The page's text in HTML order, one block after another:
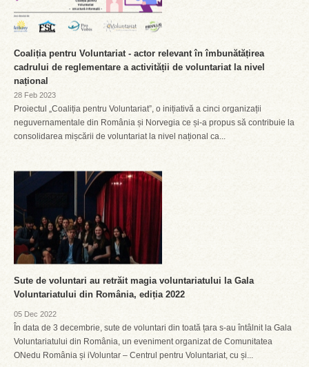
Coaliția pentru Voluntariat - actor relevant în îmbunătățirea
cadrului de reglementare a activității de voluntariat la nivel
național
28 Feb 2023
Proiectul „Coaliția pentru Voluntariat”, o inițiativă a cinci organizații
neguvernamentale din România și Norvegia ce și-a propus să contribuie la
consolidarea mișcării de voluntariat la nivel național ca...
Sute de voluntari au retrăit magia voluntariatului la Gala
Voluntariatului din România, ediția 2022
05 Dec 2022
În data de 3 decembrie, sute de voluntari din toată țara s-au întâlnit la Gala
Voluntariatului din România, un eveniment organizat de Comunitatea
ONedu România și iVoluntar – Centrul pentru Voluntariat, cu și...